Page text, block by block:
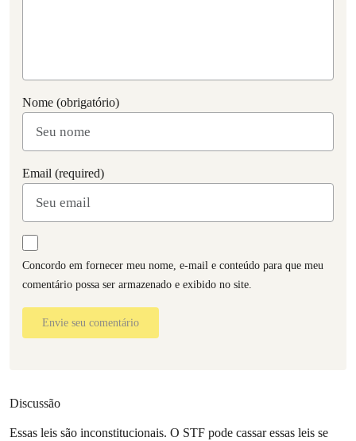
Nome (obrigatório)
Email (required)
Concordo em fornecer meu nome, e-mail e conteúdo para que meu
comentário possa ser armazenado e exibido no site.
Envie seu comentário
Discussão
Essas leis são inconstitucionais. O STF pode cassar essas leis se